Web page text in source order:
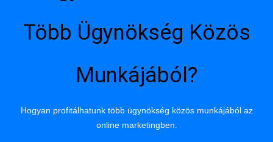
Több Ügynökség Közös
Munkájából?
Hogyan profitálhatunk több ügynökség közös munkájából az
online marketingben.